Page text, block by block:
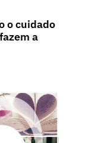
o cuidado
a